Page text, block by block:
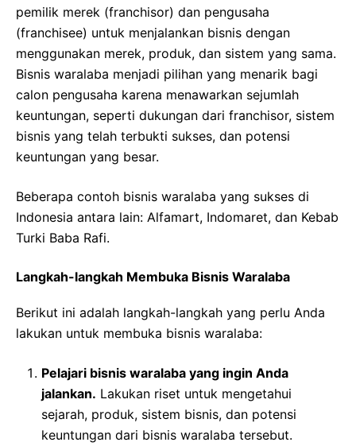
pemilik merek (franchisor) dan pengusaha
(franchisee) untuk menjalankan bisnis dengan
menggunakan merek, produk, dan sistem yang sama.
Bisnis waralaba menjadi pilihan yang menarik bagi
calon pengusaha karena menawarkan sejumlah
keuntungan, seperti dukungan dari franchisor, sistem
bisnis yang telah terbukti sukses, dan potensi
keuntungan yang besar.
Beberapa contoh bisnis waralaba yang sukses di
Indonesia antara lain: Alfamart, Indomaret, dan Kebab
Turki Baba Rafi.
Langkah-langkah Membuka Bisnis Waralaba
Berikut ini adalah langkah-langkah yang perlu Anda
lakukan untuk membuka bisnis waralaba:
Pelajari bisnis waralaba yang ingin Anda
jalankan. Lakukan riset untuk mengetahui
sejarah, produk, sistem bisnis, dan potensi
keuntungan dari bisnis waralaba tersebut.